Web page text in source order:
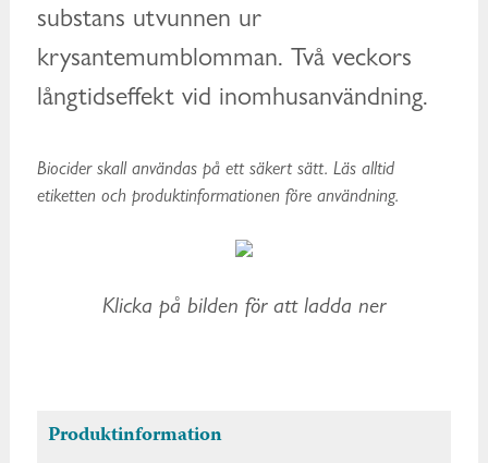
substans utvunnen ur
krysantemumblomman. Två veckors
långtidseffekt vid inomhusanvändning.
Biocider skall användas på ett säkert sätt. Läs alltid
etiketten och produktinformationen före användning.
Klicka på bilden för att ladda ner
Produktinformation